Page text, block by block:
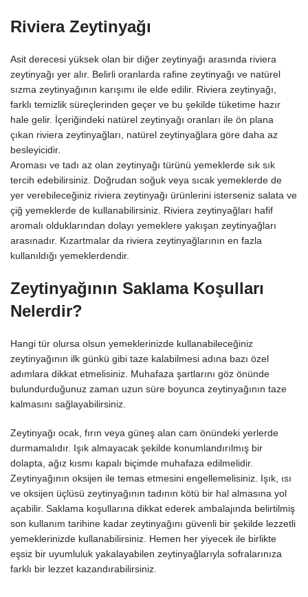
Riviera Zeytinyağı
Asit derecesi yüksek olan bir diğer zeytinyağı arasında riviera
zeytinyağı yer alır. Belirli oranlarda rafine zeytinyağı ve natürel
sızma zeytinyağının karışımı ile elde edilir. Riviera zeytinyağı,
farklı temizlik süreçlerinden geçer ve bu şekilde tüketime hazır
hale gelir. İçeriğindeki natürel zeytinyağı oranları ile ön plana
çıkan riviera zeytinyağları, natürel zeytinyağlara göre daha az
besleyicidir.
Aroması ve tadı az olan zeytinyağı türünü yemeklerde sık sık
tercih edebilirsiniz. Doğrudan soğuk veya sıcak yemeklerde de
yer verebileceğiniz riviera zeytinyağı ürünlerini isterseniz salata ve
çiğ yemeklerde de kullanabilirsiniz. Riviera zeytinyağları hafif
aromalı olduklarından dolayı yemeklere yakışan zeytinyağları
arasınadır. Kızartmalar da riviera zeytinyağlarının en fazla
kullanıldığı yemeklerdendir.
Zeytinyağının Saklama Koşulları
Nelerdir?
Hangi tür olursa olsun yemeklerinizde kullanabileceğiniz
zeytinyağının ilk günkü gibi taze kalabilmesi adına bazı özel
adımlara dikkat etmelisiniz. Muhafaza şartlarını göz önünde
bulundurduğunuz zaman uzun süre boyunca zeytinyağının taze
kalmasını sağlayabilirsiniz.
Zeytinyağı ocak, fırın veya güneş alan cam önündeki yerlerde
durmamalıdır. Işık almayacak şekilde konumlandırılmış bir
dolapta, ağız kısmı kapalı biçimde muhafaza edilmelidir.
Zeytinyağının oksijen ile temas etmesini engellemelisiniz. Işık, ısı
ve oksijen üçlüsü zeytinyağının tadının kötü bir hal almasına yol
açabilir. Saklama koşullarına dikkat ederek ambalajında belirtilmiş
son kullanım tarihine kadar zeytinyağını güvenli bir şekilde lezzetli
yemeklerinizde kullanabilirsiniz. Hemen her yiyecek ile birlikte
eşsiz bir uyumluluk yakalayabilen zeytinyağlarıyla sofralarınıza
farklı bir lezzet kazandırabilirsiniz.